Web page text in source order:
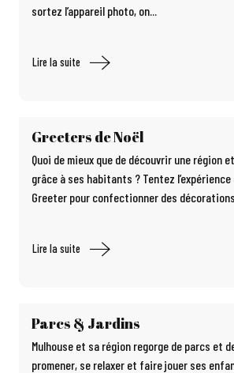
sortez l’appareil photo, on...
Lire la suite
Greeters de Noël
Quoi de mieux que de découvrir une région
grâce à ses habitants ? Tentez
Greeter pour confectionner des
Lire la suite
Parcs & Jardins
Mulhouse et sa région regorge de parcs et
promener, se relaxer et faire jouer ses